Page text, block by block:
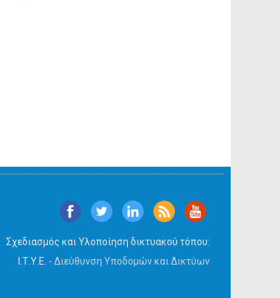
Σχεδιασμός και Υλοποίηση δικτυακού τόπου:
Ι.Τ.Υ.Ε. - Διεύθυνση Υποδομών και Δικτύων